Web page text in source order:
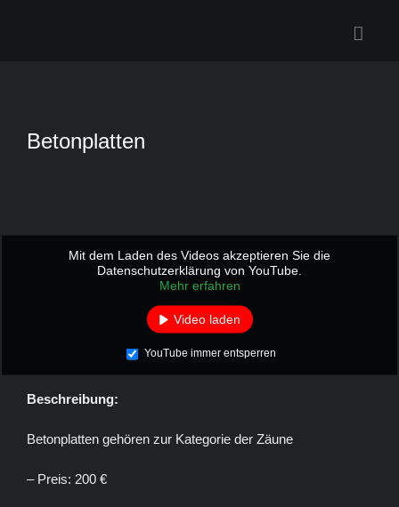
Betonplatten
Mit dem Laden des Videos akzeptieren Sie die
Datenschutzerklärung von YouTube.
Mehr erfahren
Video laden
YouTube immer entsperren
Beschreibung:
Betonplatten gehören zur Kategorie der Zäune
– Preis: 200 €